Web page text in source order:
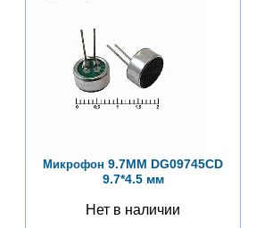
Микрофон 9.7ММ DG09745CD
9.7*4.5 мм
Нет в наличии